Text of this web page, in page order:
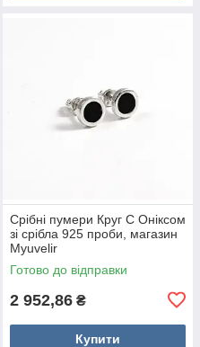
Срібні пумери Круг С Оніксом
зі срібла 925 проби, магазин
Myuvelir
Готово до відправки
2 952,86 ₴
Купити